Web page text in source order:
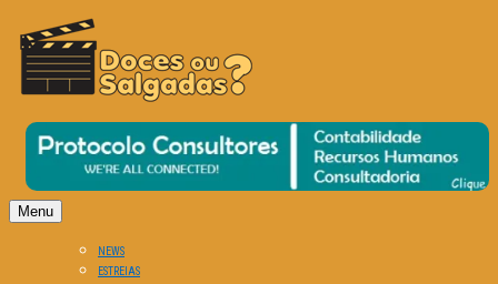
DOCES OU SALGADAS?
O Cinema? Uma Paixão!!
Menu
NEWS
ESTREIAS